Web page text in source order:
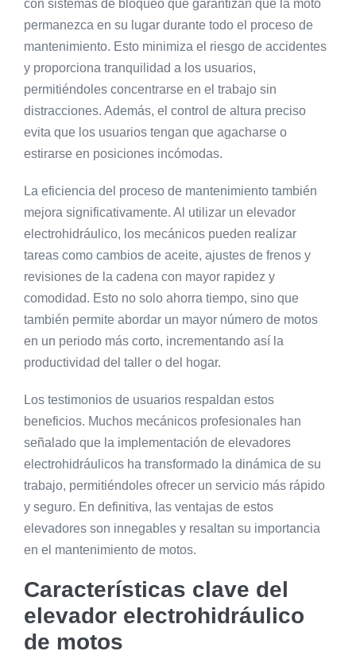
con sistemas de bloqueo que garantizan que la moto
permanezca en su lugar durante todo el proceso de
mantenimiento. Esto minimiza el riesgo de accidentes
y proporciona tranquilidad a los usuarios,
permitiéndoles concentrarse en el trabajo sin
distracciones. Además, el control de altura preciso
evita que los usuarios tengan que agacharse o
estirarse en posiciones incómodas.
La eficiencia del proceso de mantenimiento también
mejora significativamente. Al utilizar un elevador
electrohidráulico, los mecánicos pueden realizar
tareas como cambios de aceite, ajustes de frenos y
revisiones de la cadena con mayor rapidez y
comodidad. Esto no solo ahorra tiempo, sino que
también permite abordar un mayor número de motos
en un periodo más corto, incrementando así la
productividad del taller o del hogar.
Los testimonios de usuarios respaldan estos
beneficios. Muchos mecánicos profesionales han
señalado que la implementación de elevadores
electrohidráulicos ha transformado la dinámica de su
trabajo, permitiéndoles ofrecer un servicio más rápido
y seguro. En definitiva, las ventajas de estos
elevadores son innegables y resaltan su importancia
en el mantenimiento de motos.
Características clave del
elevador electrohidráulico
de motos